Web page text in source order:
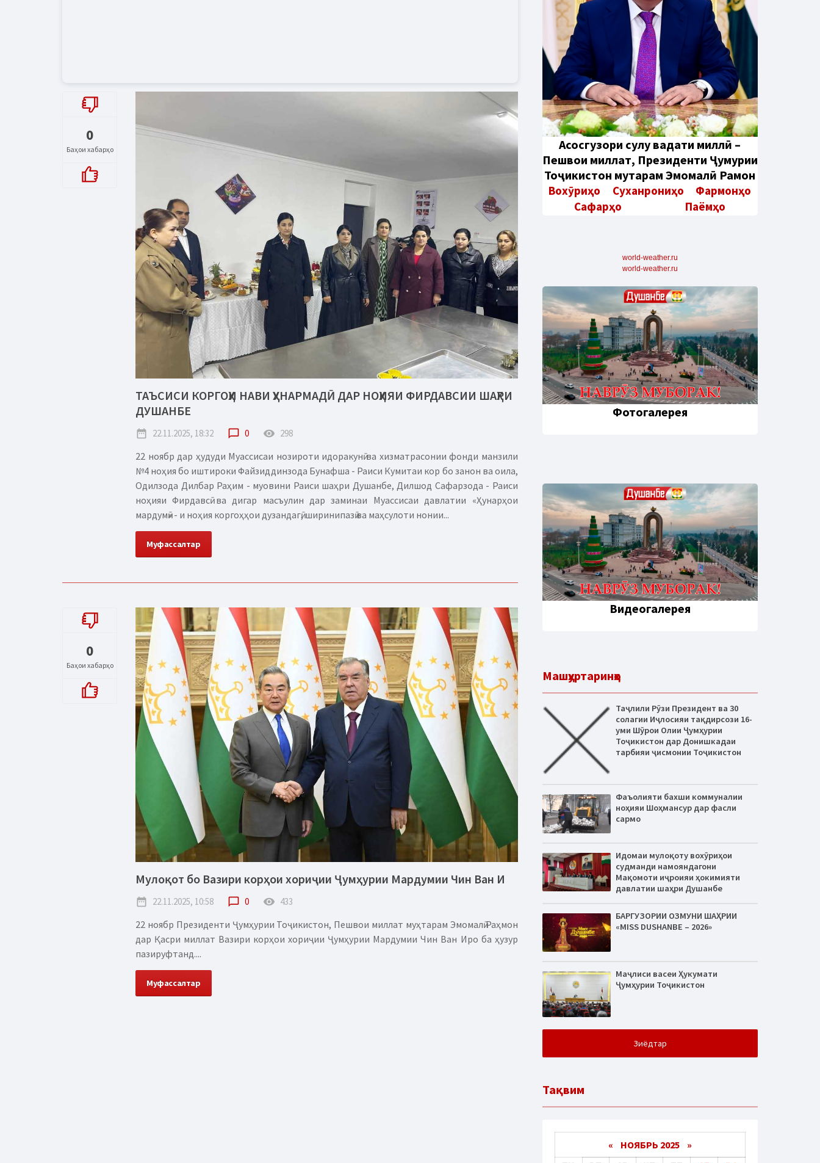
0
Баҳои хабарҳо
ТАЪСИСИ КОРГОҲИ НАВИ ҲУНАРМАДӢ ДАР НОҲИЯИ ФИРДАВСИИ ШАҲРИ
ДУШАНБЕ
date_range 22.11.2025, 18:32 chat_bubble_outline 0 remove_red_eye 298
22 ноябр дар ҳудуди Муассисаи нозироти идоракунӣ ва хизматрасонии фонди манзили
№4 ноҳия бо иштироки Файзиддинзода Бунафша - Раиси Кумитаи кор бо занон ва оила,
Одилзода Дилбар Раҳим - муовини Раиси шаҳри Душанбе, Дилшод Сафарзода - Раиси
ноҳияи Фирдавсӣ ва дигар масъулин дар заминаи Муассисаи давлатии «Ҳунарҳои
мардумӣ» - и ноҳия коргоҳҳои дузандагӣ, ширинипазӣ ва маҳсулоти нонии...
Муфассалтар
0
Баҳои хабарҳо
Мулоқот бо Вазири корҳои хориҷии Ҷумҳурии Мардумии Чин Ван И
date_range 22.11.2025, 10:58 chat_bubble_outline 0 remove_red_eye 433
22 ноябр Президенти Ҷумҳурии Тоҷикистон, Пешвои миллат муҳтарам Эмомалӣ Раҳмон
дар Қасри миллат Вазири корҳои хориҷии Ҷумҳурии Мардумии Чин Ван Иро ба ҳузур
пазируфтанд....
Муфассалтар
Aсосгузори сулҳу ваҳдати миллӣ –
Пешвои миллат, Президенти Ҷумҳурии
Тоҷикистон муҳтарам Эмомалӣ Раҳмон
Вохӯриҳо Суханрониҳо
Фармонҳо
Сафарҳо
Паёмҳо
world-weather.ru
world-weather.ru
Фотогалерея
Видеогалерея
Машҳуртаринҳо
Таҷлили Рӯзи Президент ва 30
солагии Иҷлосияи тақдирсози 16-
уми Шӯрои Олии Ҷумҳурии
Тоҷикистон дар Донишкадаи
тарбияи ҷисмонии Тоҷикистон
Фаъолияти бахши коммуналии
ноҳияи Шоҳмансур дар фасли
сармо
Идомаи мулоқоту вохӯриҳои
судманди намояндагони
Мақомоти иҷроияи ҳокимияти
давлатии шаҳри Душанбе
БАРГУЗОРИИ ОЗМУНИ ШАҲРИИ
«MISS DUSHANBE – 2026»
Маҷлиси васеи Ҳукумати
Ҷумҳурии Тоҷикистон
Зиёдтар
Тақвим
« НОЯБРЬ 2025 »